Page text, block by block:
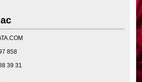
858
39 31